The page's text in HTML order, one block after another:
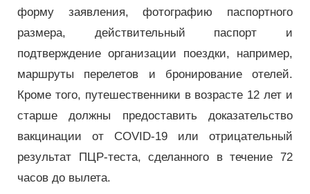
форму заявления, фотографию паспортного
размера, действительный паспорт и
подтверждение организации поездки, например,
маршруты перелетов и бронирование отелей.
Кроме того, путешественники в возрасте 12 лет и
старше должны предоставить доказательство
вакцинации от COVID-19 или отрицательный
результат ПЦР-теста, сделанного в течение 72
часов до вылета.